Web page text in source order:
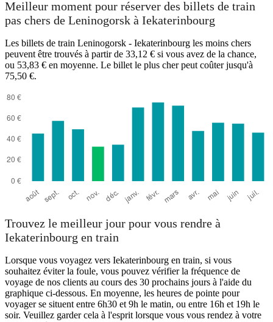
Yekaterinburg
Meilleur moment pour réserver des billets de train
pas chers de Leninogorsk à Iekaterinbourg
Les billets de train Leninogorsk - Iekaterinbourg les moins chers
peuvent être trouvés à partir de 33,12 € si vous avez de la chance,
ou 53,83 € en moyenne. Le billet le plus cher peut coûter jusqu'à
75,50 €.
Trouvez le meilleur jour pour vous rendre à
Iekaterinbourg en train
Lorsque vous voyagez vers Iekaterinbourg en train, si vous
souhaitez éviter la foule, vous pouvez vérifier la fréquence de
voyage de nos clients au cours des 30 prochains jours à l'aide du
graphique ci-dessous. En moyenne, les heures de pointe pour
voyager se situent entre 6h30 et 9h le matin, ou entre 16h et 19h le
soir. Veuillez garder cela à l'esprit lorsque vous vous rendez à votre